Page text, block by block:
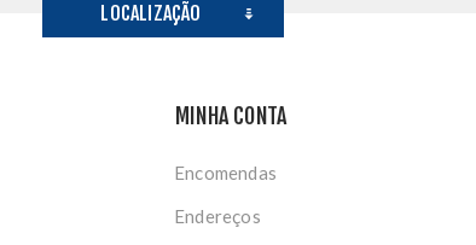
LOCALIZAÇÃO
MINHA CONTA
Encomendas
Endereços